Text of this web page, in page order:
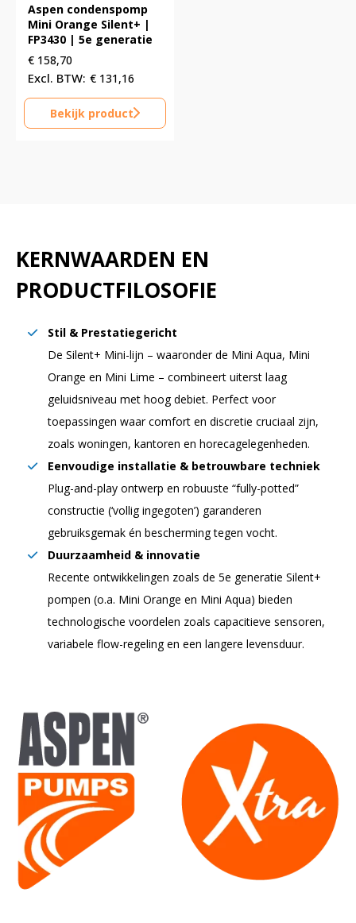
Aspen condenspomp
Mini Orange Silent+ |
FP3430 | 5e generatie
€ 158,70
€ 131,16
Bekijk product
KERNWAARDEN EN
PRODUCTFILOSOFIE
Stil & Prestatiegericht
De Silent+ Mini-lijn – waaronder de Mini Aqua, Mini
Orange en Mini Lime – combineert uiterst laag
geluidsniveau met hoog debiet. Perfect voor
toepassingen waar comfort en discretie cruciaal zijn,
zoals woningen, kantoren en horecagelegenheden.
Eenvoudige installatie & betrouwbare techniek
Plug-and-play ontwerp en robuuste “fully-potted”
constructie (‘vollig ingegoten’) garanderen
gebruiksgemak én bescherming tegen vocht.
Duurzaamheid & innovatie
Recente ontwikkelingen zoals de 5e generatie Silent+
pompen (o.a. Mini Orange en Mini Aqua) bieden
technologische voordelen zoals capacitieve sensoren,
variabele flow-regeling en een langere levensduur.